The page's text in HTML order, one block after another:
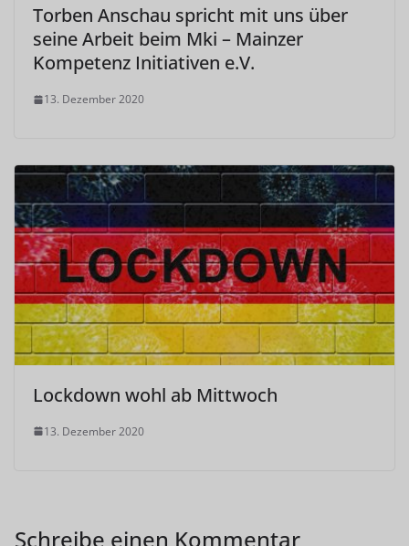
Torben Anschau spricht mit uns über
seine Arbeit beim Mki – Mainzer
Kompetenz Initiativen e.V.
13. Dezember 2020
Lockdown wohl ab Mittwoch
13. Dezember 2020
Schreibe einen Kommentar